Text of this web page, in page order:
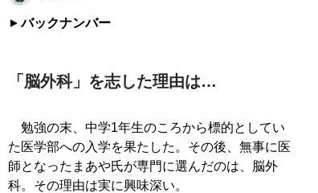
バックナンバー
「脳外科」を志した理由は…
勉強の末、中学1年生のころから標的としてい
た医学部への入学を果たした。その後、無事に医
師となったまあや氏が専門に選んだのは、脳外
科。その理由は実に興味深い。